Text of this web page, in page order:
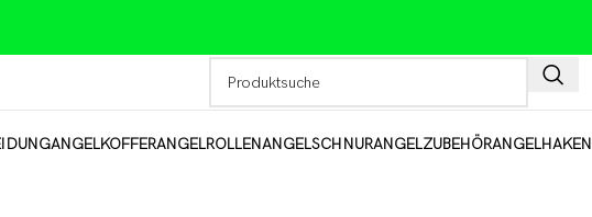
ANGELKOFFERANGELROLLENANGELSCHNURANGELZUBEHÖRANGELHAKEN